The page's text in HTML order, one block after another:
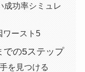
成功率シミュレ
ワースト5
での5ステップ
を見つける